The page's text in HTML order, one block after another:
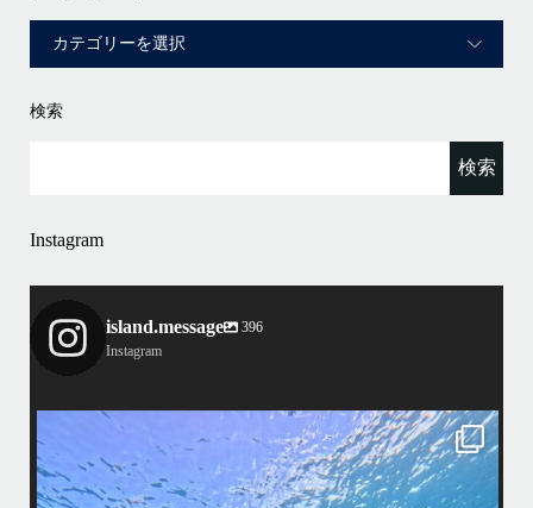
検索
Instagram
island.message
396
Instagram
island.message
はいさい！
アイランドメッセージです
•
最近投稿できてませんでしたが今シーズンも渡嘉敷島上陸ツアーとケラ